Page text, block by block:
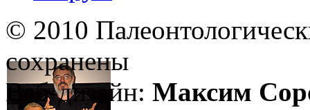
© 2010
сохранены
Веб-дизайн: Максим